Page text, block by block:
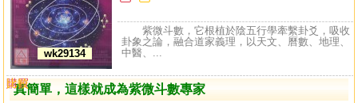
wk29134
紫微斗數，它根植於陰五行學牽繫卦爻，吸收
卦象之論，融合道家義理，以天文、曆數、地理、
中醫、...
真簡單，這樣就成為紫微斗數專家
購買
比較